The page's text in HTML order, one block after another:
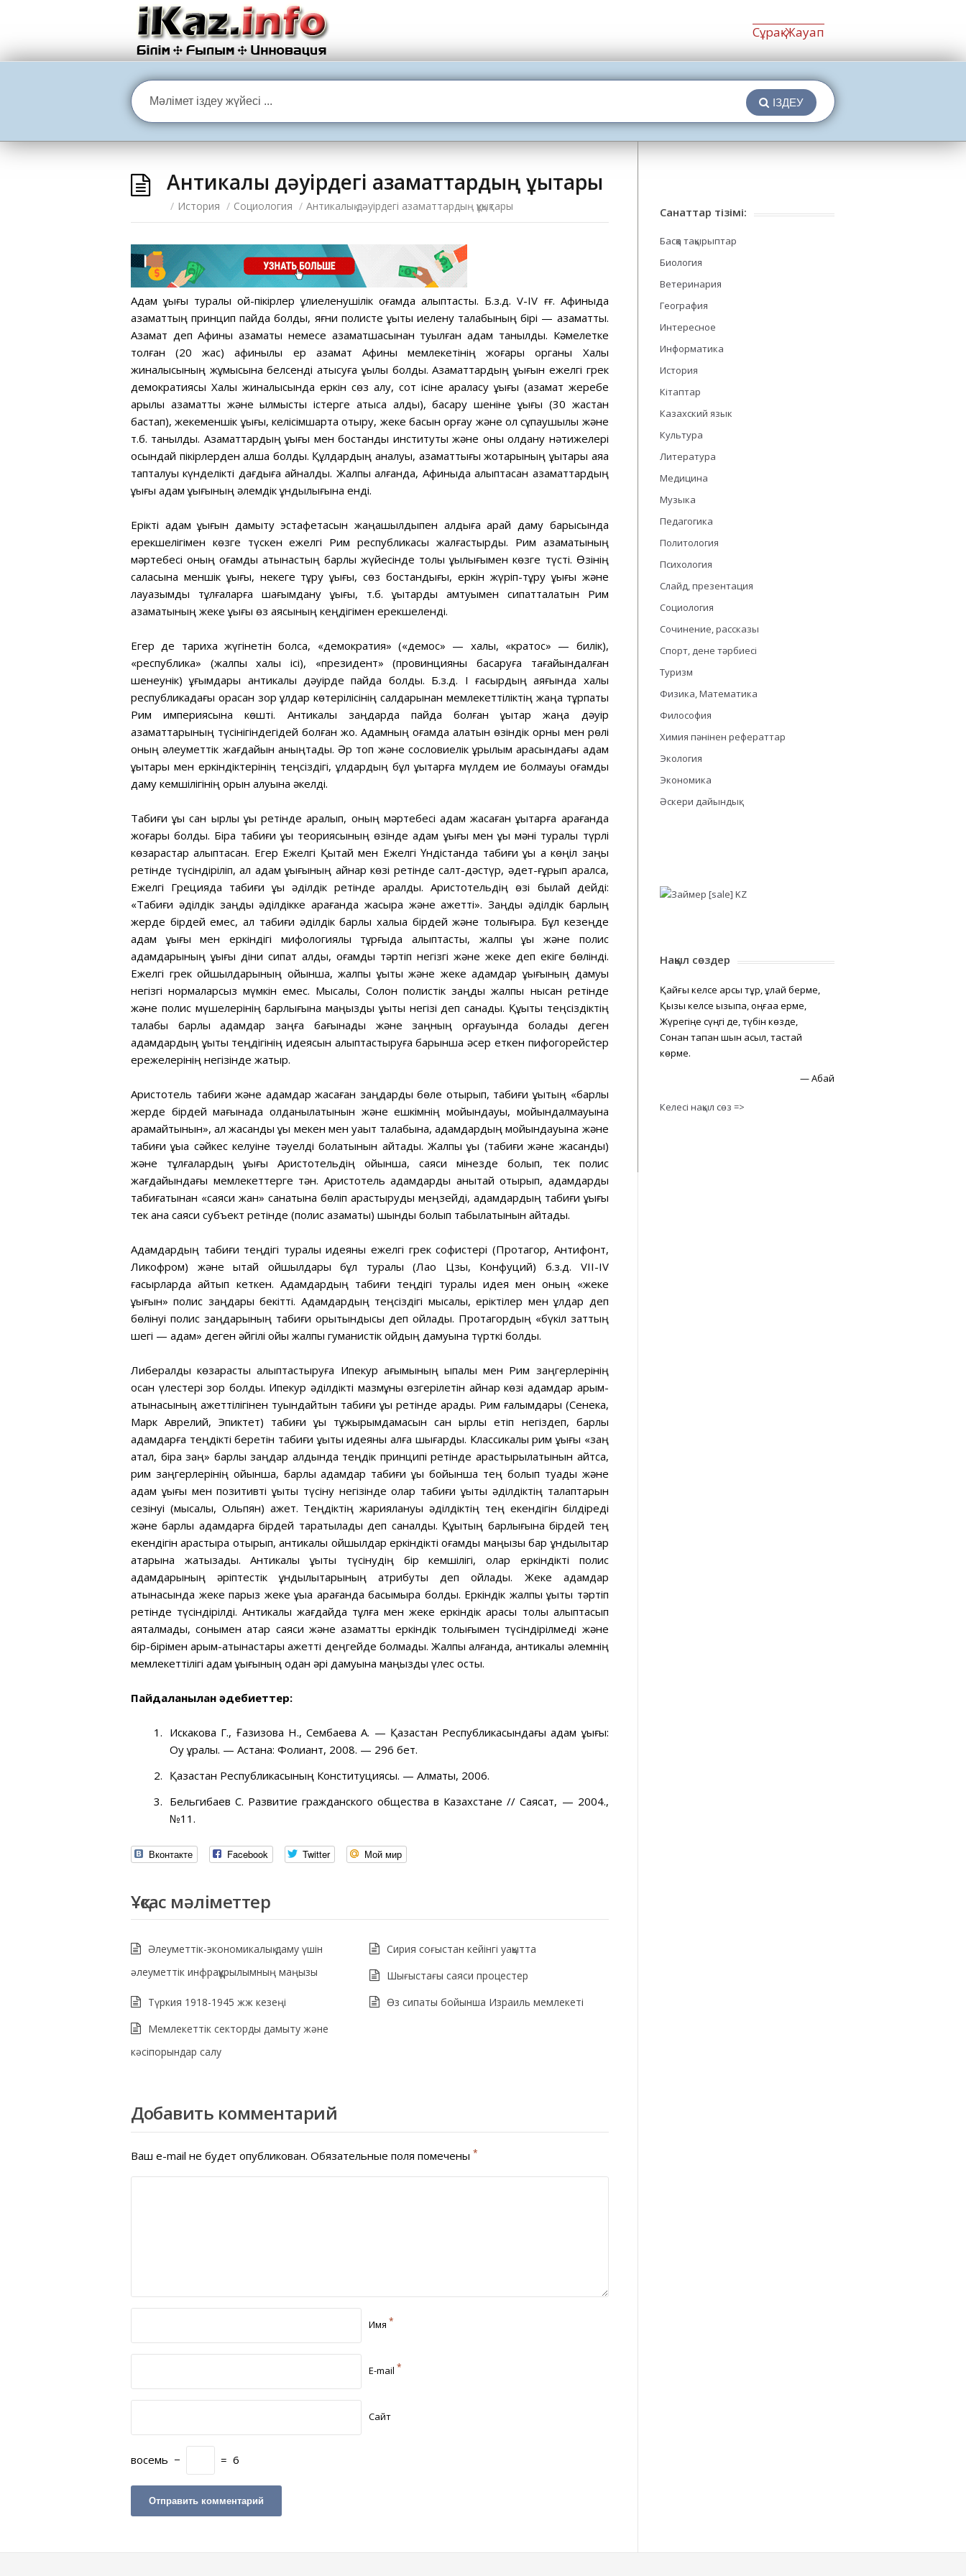
Сұрақ-Жауап
ІЗДЕУ
Антикалық дәуірдегі азаматтардың құқықтары
/ История / Социология / Антикалық дәуірдегі азаматтардың құқықтары
Адам құқығы туралы ой-пікірлер құлиеленушілік қоғамда қалыптасты. Б.з.д. V-ІV ғғ. Афиныда
азаматтың принцип пайда болды, яғни полисте құқықты иелену талабының бірі — азаматтық.
Азамат деп Афины азаматы немесе азаматшасынан туылған адам танылды. Кәмелетке
толған (20 жас) афинылық ер азамат Афины мемлекетінің жоғары органы Халық
жиналысының жұмысына белсенді қатысуға құқылы болды. Азаматтардың құқығын ежелгі грек
демократиясы Халық жиналысында еркін сөз алу, сот ісіне араласу құқығы (азамат жеребе
арқылы азаматтық және қылмыстық істерге қатыса алды), басқару шеніне құқығы (30 жастан
бастап), жекеменшік құқығы, келісімшартқа отыру, жеке басын қорғау және қол сұқпаушылық және
т.б. танылды. Азаматтардың құқығы мен бостандық институты және оны қолдану нәтижелері
осындай пікірлерден алшақ болды. Құлдардың қаналуы, азаматтығы жоқтарының құқықтары аяққа
тапталуы күнделікті дағдыға айналды. Жалпы алғанда, Афиныда қалыптасқан азаматтардың
құқығы адам құқығының әлемдік құндылығына енді.
Ерікті адам құқығын дамыту эстафетасын жаңашылдықпен алдыға қарай даму барысында
ерекшелігімен көзге түскен ежелгі Рим республикасы жалғастырды. Рим азаматының
мәртебесі оның қоғамдық қатынастың барлық жүйесінде толық құқылығымен көзге түсті. Өзінің
саласына меншік құқығы, некеге тұру құқығы, сөз бостандығы, еркін жүріп-тұру құқығы және
лауазымды тұлғаларға шағымдану құқығы, т.б. құқықтарды қамтуымен сипатталатын Рим
азаматының жеке құқығы өз аясының кеңдігімен ерекшеленді.
Егер де тарихқа жүгінетін болсақ, «демократия» («демос» — халық, «кратос» — билік),
«республика» (жалпы халық ісі), «президент» (провинцияны басқаруға тағайындалған
шенеунік) ұғымдары антикалық дәуірде пайда болды. Б.з.д. I ғасырдың аяғында халық
республикадағы орасан зор құлдар көтерілісінің салдарынан мемлекеттіліктің жаңа тұрпаты
Рим империясына көшті. Антикалық заңдарда пайда болған құқықтар жаңа дәуір
азаматтарының түсінігіндегідей болған жоқ. Адамның қоғамда алатын өзіндік орны мен рөлі
оның әлеуметтік жағдайын аныңтады. Әр топ және сословиелік құрылым арасындағы адам
құқықтары мен еркіндіктерінің теңсіздігі, құлдардың бұл құқықтарға мүлдем ие болмауы қоғамдық
даму кемшілігінің орын алуына әкелді.
Табиғи құқық сан қырлы құқық ретінде қаралып, оның мәртебесі адам жасаған құқықтарға қарағанда
жоғары болды. Бірақ табиғи құқық теориясының өзінде адам құқығы мен құқық мәні туралы түрлі
көзқарастар қалыптасқан. Егер Ежелгі Қытай мен Ежелгі Үндістанда табиғи құқық ақ көңіл заңы
ретінде түсіндіріліп, ал адам құқығының қайнар көзі ретінде салт-дәстүр, әдет-ғұрып қаралса,
Ежелгі Грецияда табиғи құқық әділдік ретінде қаралды. Аристотельдің өзі былай дейді:
«Табиғи әділдік заңдық әділдікке қарағанда жақсырақ және қажетті». Заңдық әділдік барлың
жерде бірдей емес, ал табиғи әділдік барлық халыққа бірдей және толығырақ. Бұл кезеңде
адам құқығы мен еркіндігі мифологиялық тұрғыда қалыптасты, жалпы құқық және полис
адамдарының құқығы діни сипат алды, қоғамдық тәртіп негізгі және жеке деп екіге бөлінді.
Ежелгі грек ойшылдарының ойынша, жалпы құқықтық және жеке адамдар құқығының дамуы
негізгі нормаларсыз мүмкін емес. Мысалы, Солон полистік заңды жалпы нысан ретінде
және полис мүшелерінің барлығына маңызды құқықтық негізі деп санады. Құқықтық теңсіздіктің
талабы барлық адамдар заңға бағынады және заңның қорғауында болады деген
адамдардың құқықтық теңдігінің идеясын қалыптастыруға барынша әсер еткен пифогорейстер
ережелерінің негізінде жатыр.
Аристотель табиғи және адамдар жасаған заңдарды бөле отырып, табиғи құқықтың «барлық
жерде бірдей мағынада қолданылатынын және ешкімнің мойындауы, мойындалмауына
қарамайтынын», ал жасанды құқық мекен мен уақыт талабына, адамдардың мойындауына және
табиғи құқыққа сәйкес келуіне тәуелді болатынын айтады. Жалпы құқық (табиғи және жасанды)
және тұлғалардың құқығы Аристотельдің ойынша, саяси мінезде болып, тек полис
жағдайындағы мемлекеттерге тән. Аристотель адамдарды анықтай отырып, адамдарды
табиғатынан «саяси жан» санатына бөліп қарастыруды меңзейді, адамдардың табиғи құқығы
тек қана саяси субъект ретінде (полис азаматы) шындық болып табылатынын айтады.
Адамдардың табиғи теңдігі туралы идеяны ежелгі грек софистері (Протагор, Антифонт,
Ликофром) және қытай ойшылдары бұл туралы (Лао Цзы, Конфуций) б.з.д. VІІ-ІV
ғасырларда айтып кеткен. Адамдардың табиғи теңдігі туралы идея мен оның «жеке
құқығын» полис заңдары бекітті. Адамдардың теңсіздігі мысалы, еріктілер мен құлдар деп
бөлінуі полис заңдарының табиғи қорытындысы деп ойлады. Протагордың «бүкіл заттың
шегі — адам» деген әйгілі ойы жалпы гуманистік ойдың дамуына түрткі болды.
Либералдық көзқарасты қалыптастыруға Ипекур ағымының ықпалы мен Рим заңгерлерінің
қосқан үлестері зор болды. Ипекур әділдікті мазмұны өзгерілетін қайнар көзі адамдар қарым-
қатынасының қажеттілігінен туындайтын табиғи құқық ретінде қарады. Рим ғалымдары (Сенека,
Марк Аврелий, Эпиктет) табиғи құқық тұжырымдамасын сан қырлы етіп негіздеп, барлық
адамдарға теңдікті беретін табиғи құқықтық идеяны алға шығарды. Классикалық рим құқығы «заң
қатал, бірақ заң» барлық заңдар алдында теңдік принципі ретінде қарастырылатынын айтса,
рим заңгерлерінің ойынша, барлық адамдар табиғи құқық бойынша тең болып туады және
адам құқығы мен позитивті құқықты түсіну негізінде олар табиғи құқықтық әділдіктің талаптарын
сезінуі (мысалы, Ольпян) қажет. Теңдіктің жариялануы әділдіктің тең екендігін білдіреді
және барлық адамдарға бірдей таратылады деп саналды. Құқықтың барлығына бірдей тең
екендігін қарастыра отырып, антикалық ойшылдар еркіндікті қоғамдық маңызы бар құндылықтар
қатарына жатқызады. Антикалық құқықты түсінудің бір кемшілігі, олар еркіндікті полис
адамдарының әріптестік құндылықтарының атрибуты деп ойлады. Жеке адамдар
қатынасында жеке парыз жеке құқыққа қарағанда басымырақ болды. Еркіндік жалпы құқықты тәртіп
ретінде түсіндірілді. Антикалық жағдайда тұлға мен жеке еркіндік арасы толық қалыптасып
аяқталмады, сонымен қатар саяси және азаматтық еркіндік толығымен түсіндірілмеді және
бір-бірімен қарым-қатынастары қажетті деңгейде болмады. Жалпы алғанда, антикалық әлемнің
мемлекеттілігі адам құқығының одан әрі дамуына маңызды үлес қосты.
Пайдаланылған әдебиеттер:
Искакова Г., Ғазизова Н., Сембаева А. — Қазақстан Республикасындағы адам құқығы:
Оқу құралы. — Астана: Фолиант, 2008. — 296 бет.
Қазақстан Республикасының Конституциясы. — Алматы, 2006.
Бельгибаев С. Развитие гражданского общества в Казахстане // Саясат, — 2004.,
№11.
Вконтакте Facebook Twitter Мой мир
Ұқсас мәліметтер
Әлеуметтік-экономикалық даму үшін
әлеуметтік инфрақұрылымның маңызы
Сирия соғыстан кейінгі уақытта
Шығыстағы саяси процестер
Түркия 1918-1945 жж кезеңі
Өз сипаты бойынша Израиль мемлекеті
Мемлекеттік секторды дамыту және
кәсіпорындар салу
Добавить комментарий
Ваш e-mail не будет опубликован. Обязательные поля помечены *
Имя *
E-mail *
Сайт
восемь − = 6
Санаттар тізімі:
Басқа тақырыптар
Биология
Ветеринария
География
Интересное
Информатика
История
Кітаптар
Казахский язык
Культура
Литература
Медицина
Музыка
Педагогика
Политология
Психология
Слайд, презентация
Социология
Сочинение, рассказы
Спорт, дене тәрбиесі
Туризм
Физика, Математика
Философия
Химия пәнінен рефераттар
Экология
Экономика
Әскери дайындық
Нақыл сөздер
Қайғы келсе қарсы тұр, құлай берме,
Қызық келсе қызықпа, оңғаққа ерме,
Жүрегіңе сүңгі де, түбін көзде,
Сонан тапқан шын асыл, тастай
көрме.
—Абай
Келесі нақыл сөз =>